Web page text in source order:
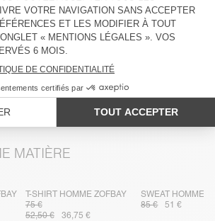
MATIÈRE
T-SHIRT HOMME ZOFBAY
75 €
52,50 €
36,75 €
SWEAT HOMME
85 €
51 €